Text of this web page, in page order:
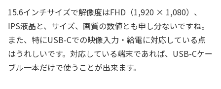
15.6インチサイズで解像度はFHD（1,920 × 1,080）、
IPS液晶と、サイズ、画質の数値とも申し分ないですね。
また、特にUSB-Cでの映像入力・給電に対応している点
はうれしいです。対応している端末であれば、USB-Cケー
ブル一本だけで使うことが出来ます。